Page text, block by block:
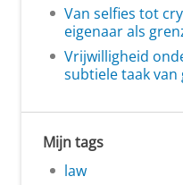
Van selfies tot
eigenaar als
Vrijwilligheid
subtiele taak van
Mijn tags
law